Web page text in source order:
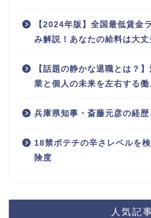
【2024年版】全国最低賃金
み解説！あなたの給料は大丈
【話題の静かな退職とは？
業と個人の未来を左右する働
兵庫県知事・斎藤元彦の経
18禁ポテチの辛さレベルを
険度
人気記